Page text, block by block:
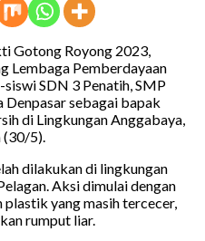
Gotong Royong 2023,
Lembaga Pemberdayaan
SDN 3 Penatih, SMP
sebagai bapak
di Lingkungan Anggabaya,
(30/5).
dilakukan di lingkungan
Aksi dimulai dengan
yang masih tercecer,
rumput liar.